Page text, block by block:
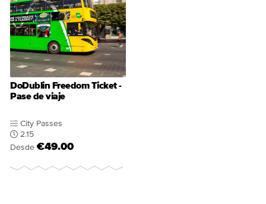
DoDublin Freedom Ticket -
Pase de viaje
City Passes
2.15
Desde €49.00